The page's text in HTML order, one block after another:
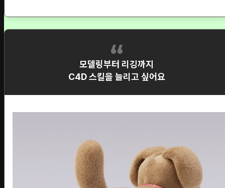
모델링부터 리깅까지
C4D 스킬을 늘리고 싶어요